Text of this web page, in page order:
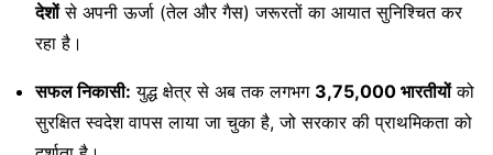
देशोंसे अपनी ऊर्जा (तेल और गैस) जरूरतों का आयात सुनिश्चित कर
रहा है।
सफल निकासी: युद्ध क्षेत्र से अब तक लगभग 3,75,000 भारतीयोंको
सुरक्षित स्वदेश वापस लाया जा चुका है, जो सरकार की प्राथमिकता को